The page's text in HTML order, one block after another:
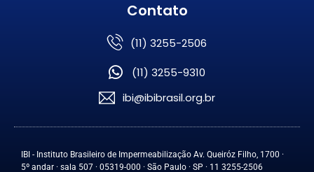
Contato
(11) 3255-2506
(11) 3255-9310
ibi@ibibrasil.org.br
IBI - Instituto Brasileiro de Impermeabilização Av. Queiróz Filho, 1700 ·
5º andar · sala 507 · 05319-000 · São Paulo · SP · 11 3255-2506